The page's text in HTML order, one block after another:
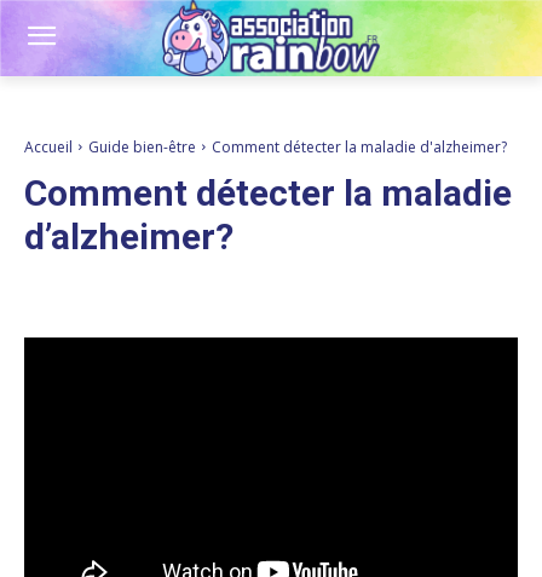
Accueil Guide bien-être Comment détecter la maladie d'alzheimer?
Comment détecter la maladie
d’alzheimer?